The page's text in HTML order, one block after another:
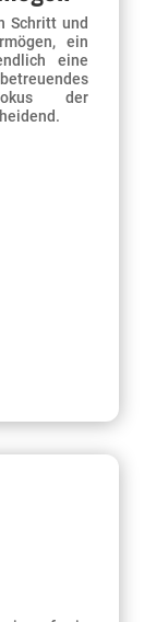
Schritt und
ein
eine
der